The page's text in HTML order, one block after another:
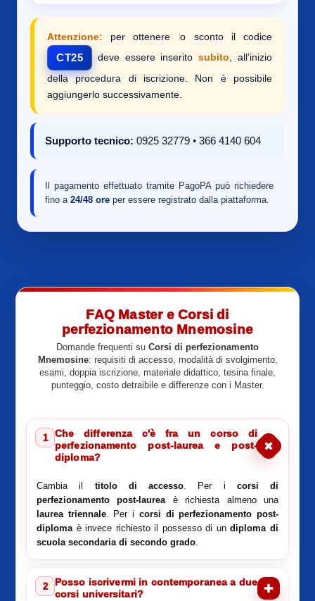
Attenzione: per ottenere lo sconto il codice
CT25 deve essere inseritosubito , all’inizio
della procedura di iscrizione. Non è possibile
aggiungerlo successivamente.
Supporto tecnico: 0925 32779 • 366 4140 604
Il pagamento effettuato tramite PagoPA può richiedere
fino a 24/48 ore per essere registrato dalla piattaforma.
FAQ Master e Corsi di
perfezionamento Mnemosine
Domande frequenti su Corsi di perfezionamento
Mnemosine: requisiti di accesso, modalità di svolgimento,
esami, doppia iscrizione, materiale didattico, tesina finale,
punteggio, costo detraibile e differenze con i Master.
1
Che differenza c'è fra un corso di
perfezionamento post-laurea e post-
diploma?
Cambia il titolo di accesso. Per i corsi di
perfezionamento post-laureaè richiesta almeno una
laurea triennale. Per i corsi di perfezionamento post-
diplomaè invece richiesto il possesso di undiploma di
scuola secondaria di secondo grado.
2
Posso iscrivermi in contemporanea a due
corsi universitari?